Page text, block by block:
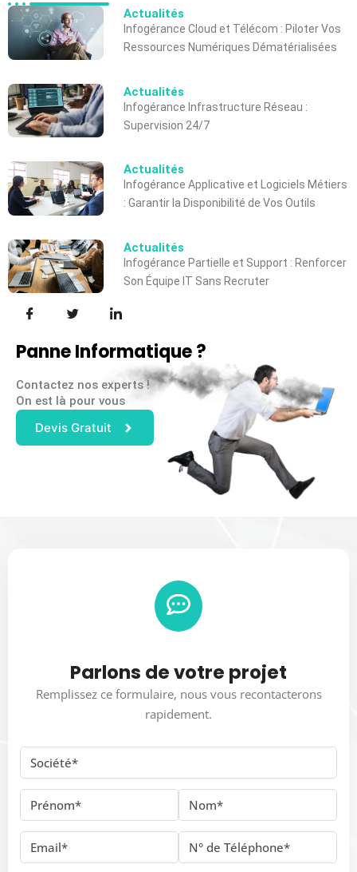
Actualités
Infogérance Cloud et Télécom : Piloter Vos
Ressources Numériques Dématérialisées
Actualités
Infogérance Infrastructure Réseau :
Supervision 24/7
Actualités
Infogérance Applicative et Logiciels Métiers
: Garantir la Disponibilité de Vos Outils
Actualités
Infogérance Partielle et Support : Renforcer
Son Équipe IT Sans Recruter
Panne Informatique ?
Contactez nos experts !
On est là pour vous
Devis Gratuit
Parlons de votre projet
Remplissez ce formulaire, nous vous recontacterons
rapidement.